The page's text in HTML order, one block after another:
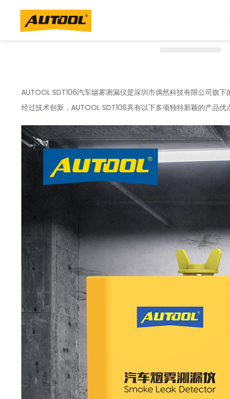
AUTOOL SDT106汽车烟雾测漏仪是深圳市偶然科技有限公司旗
经过技术创新，AUTOOL SDT106具有以下多项独特新颖的产品优